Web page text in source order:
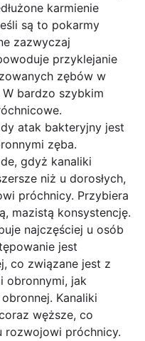
karmienie
są to pokarmy
zazwyczaj
przyklejanie
zębów w
bardzo szybkim
atak bakteryjny jest
zęba.
gdyż kanaliki
niż u dorosłych,
próchnicy. Przybiera
mazistą konsystencję.
najczęściej u osób
jest
co związane jest z
obronnymi, jak
Kanaliki
węższe, co
rozwojowi próchnicy.